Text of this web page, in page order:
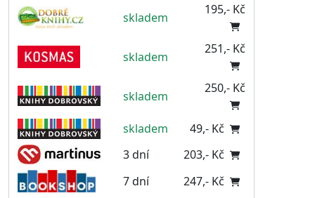
skladem
195,- Kč
skladem
251,- Kč
skladem
250,- Kč
skladem
49,- Kč
3 dní
203,- Kč
7 dní
247,- Kč